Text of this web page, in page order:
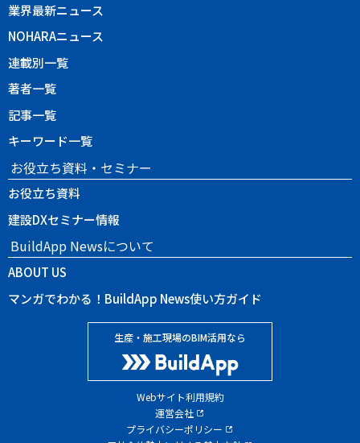
業界最新ニュース
NOHARAニュース
連載別一覧
著者一覧
記事一覧
キーワード一覧
お役立ち資料・セミナー
お役立ち資料
建設DXセミナー情報
BuildApp Newsについて
ABOUT US
マンガでわかる！BuildApp News使い方ガイド
生産・施工現場のBIM活用なら
Webサイト利用規約
運営会社
プライバシーポリシー